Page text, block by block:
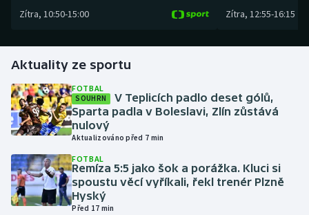
Futsal
Gymnastika
Házená
Jezdectví
Judo
Zítra, 10:50-15:00 Zítra, 12:55-16:15
Aktuality ze sportu
FOTBAL
SOUHRN
V Teplicích padlo deset gólů,
Sparta padla v Boleslavi, Zlín zůstává
nulový
Aktualizováno před 7 min
FOTBAL
Remíza 5:5 jako šok a porážka. Kluci si
spoustu věcí vyříkali, řekl trenér Plzně
Hyský
Před 17 min